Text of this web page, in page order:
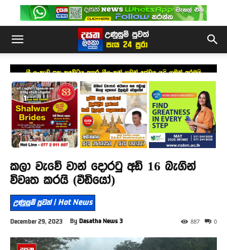
ශ්‍රී ලංකාව සහ කුවේටය අතර ශ්‍රීලංකන් ගුවන් සේවය යළි ගමන් අරඹයි
කලා වැවේ වාන් දොරටු අඩි 16 බැගින්
විවෘත කරයි (වීඩියෝ)
උණුසුම් පුවත් | Hot News
December 29, 2023 By Dasatha News 3 0
887